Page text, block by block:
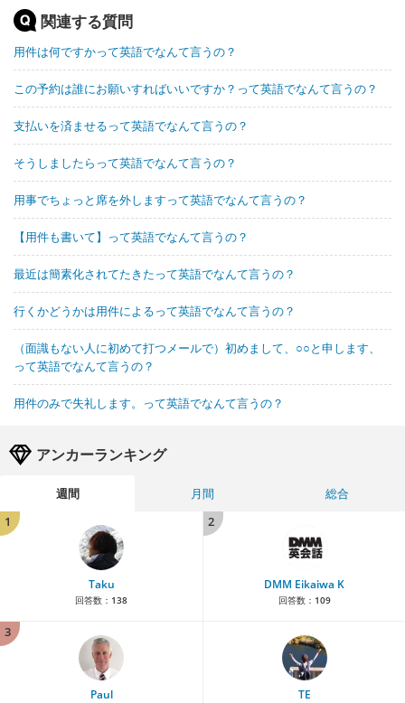
関連する質問
用件は何ですかって英語でなんて言うの？
この予約は誰にお願いすればいいですか？って英語でなんて言うの？
支払いを済ませるって英語でなんて言うの？
そうしましたらって英語でなんて言うの？
用事でちょっと席を外しますって英語でなんて言うの？
【用件も書いて】って英語でなんて言うの？
最近は簡素化されてたきたって英語でなんて言うの？
行くかどうかは用件によるって英語でなんて言うの？
（面識もない人に初めて打つメールで）初めまして、○○と申します、
って英語でなんて言うの？
用件のみで失礼します。って英語でなんて言うの？
アンカーランキング
週間 月間
総合
1
Taku
回答数： 138
2
DMM Eikaiwa K
回答数： 109
3
Paul TE